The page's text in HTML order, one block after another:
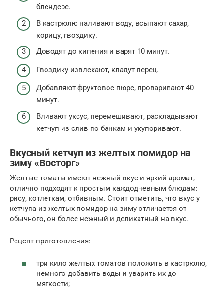
блендере.
В кастрюлю наливают воду, всыпают сахар,
корицу, гвоздику.
Доводят до кипения и варят 10 минут.
Гвоздику извлекают, кладут перец.
Добавляют фруктовое пюре, проваривают 40
минут.
Вливают уксус, перемешивают, раскладывают
кетчуп из слив по банкам и укупоривают.
Вкусный кетчуп из желтых помидор на
зиму «Восторг»
Желтые томаты имеют нежный вкус и яркий аромат,
отлично подходят к простым каждодневным блюдам:
рису, котлеткам, отбивным. Стоит отметить, что вкус у
кетчупа из желтых помидор на зиму отличается от
обычного, он более нежный и деликатный на вкус.
Рецепт приготовления:
три кило желтых томатов положить в кастрюлю,
немного добавить воды и уварить их до
мягкости;